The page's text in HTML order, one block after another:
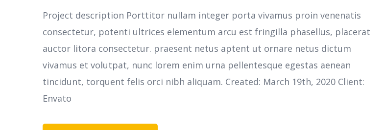
Project description Porttitor nullam integer porta vivamus proin venenatis
consectetur, potenti ultrices elementum arcu est fringilla phasellus, placerat
auctor litora consectetur. praesent netus aptent ut ornare netus dictum
vivamus et volutpat, nunc lorem enim urna pellentesque egestas aenean
tincidunt, torquent felis orci nibh aliquam. Created: March 19th, 2020 Client:
Envato